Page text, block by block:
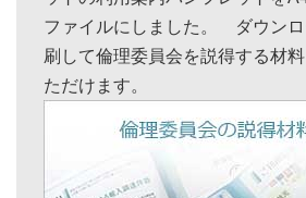
ファイルにしました。 ダウン
刷して倫理委員会を説得する材
ただけます。